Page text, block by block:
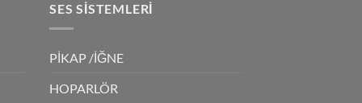
SES SISTEMLERI
PİKAP /İĞNE
HOPARLÖR